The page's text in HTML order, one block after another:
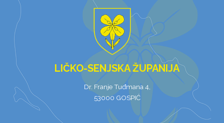
LIČKO-SENJSKA ŽUPANIJA
Dr. Franje Tuđmana 4,
53000 GOSPIĆ